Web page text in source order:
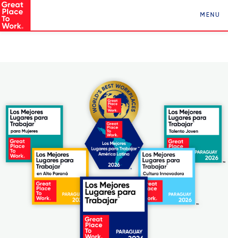
Conocé a Los Mejores Lugares para Trabajar en
MENU